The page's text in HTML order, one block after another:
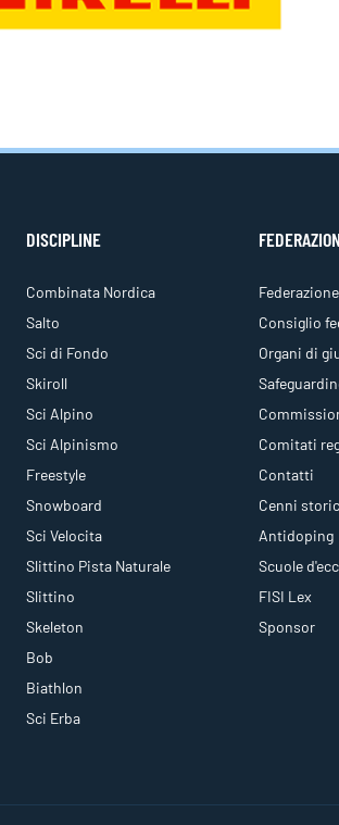
DISCIPLINE
Combinata Nordica
Salto
Sci di Fondo
Skiroll
Sci Alpino
Sci Alpinismo
Freestyle
Snowboard
Sci Velocita
Slittino Pista Naturale
Slittino
Skeleton
Bob
Biathlon
Sci Erba
Federazione
Consiglio
Organi di
Comitati
Contatti
Cenni
Antidoping
Scuole
FISI Lex
Sponsor